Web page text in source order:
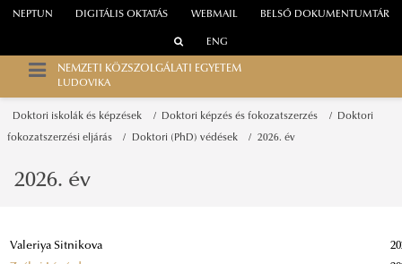
WEBMAIL
NEPTUN DIGITÁLIS OKTATÁS BELSŐ DOKUMENTUMTÁR
ENG
NEMZETI KÖZSZOLGÁLATI EGYETEM
LUDOVIKA
Doktori iskolák és képzések Doktori képzés és fokozatszerzés Doktori
fokozatszerzési eljárás Doktori (PhD) védések 2026. év
2026. év
Valeriya Sitnikova